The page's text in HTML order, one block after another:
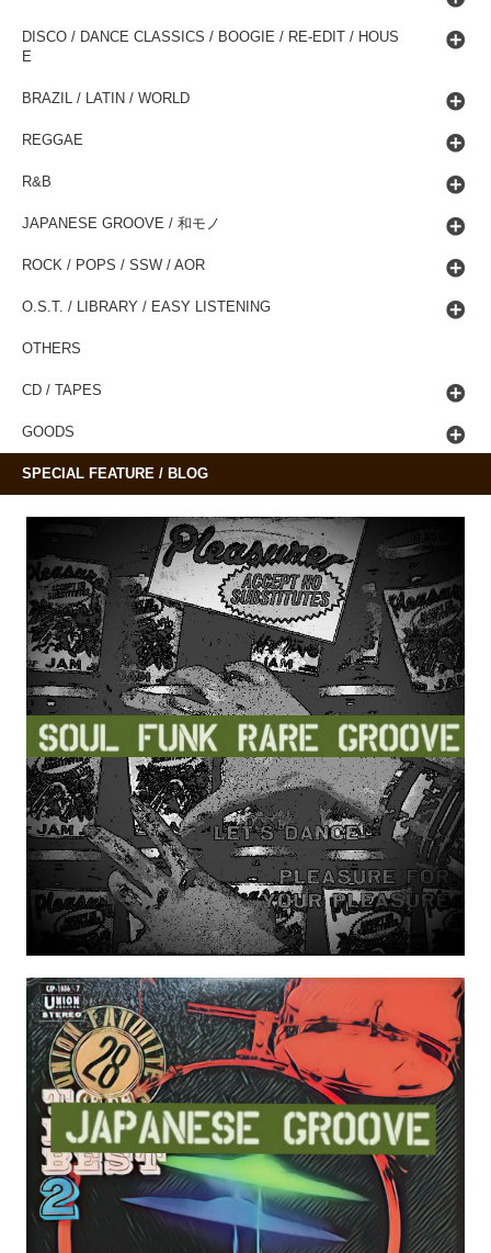
DISCO / DANCE CLASSICS / BOOGIE / RE-EDIT / HOUS
E
BRAZIL / LATIN / WORLD
REGGAE
R&B
JAPANESE GROOVE / 和モノ
ROCK / POPS / SSW / AOR
O.S.T. / LIBRARY / EASY LISTENING
OTHERS
CD / TAPES
GOODS
SPECIAL FEATURE / BLOG